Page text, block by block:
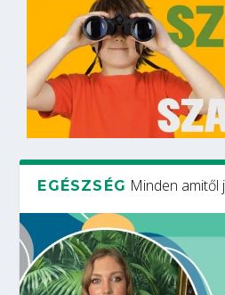
EGÉSZSÉG Minden amitől